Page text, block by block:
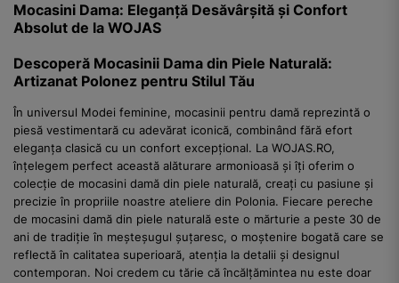
Mocasini Dama: Eleganță Desăvârșită și Confort
Absolut de la WOJAS
Descoperă Mocasinii Dama din Piele Naturală:
Artizanat Polonez pentru Stilul Tău
În universul Modei feminine, mocasinii pentru damă reprezintă o
piesă vestimentară cu adevărat iconică, combinând fără efort
eleganța clasică cu un confort excepțional. La WOJAS.RO,
înțelegem perfect această alăturare armonioasă și îți oferim o
colecție de mocasini damă din piele naturală, creați cu pasiune și
precizie în propriile noastre ateliere din Polonia. Fiecare pereche
de mocasini damă din piele naturală este o mărturie a peste 30 de
ani de tradiție în meșteșugul șuțaresc, o moștenire bogată care se
reflectă în calitatea superioară, atenția la detalii și designul
contemporan. Noi credem cu tărie că încălțămintea nu este doar